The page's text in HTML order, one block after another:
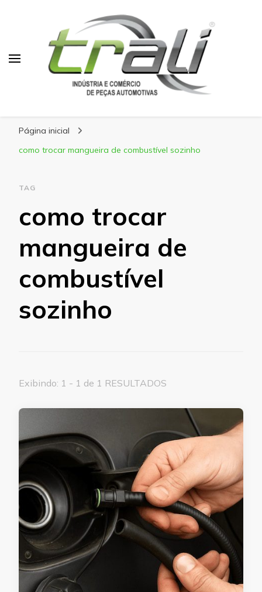
Página inicial
como trocar mangueira de combustível sozinho
TAG
como trocar
mangueira de
combustível
sozinho
Exibindo: 1 - 1 de 1 RESULTADOS